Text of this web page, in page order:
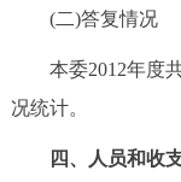
(二)答复情况
本委2012年度共
况统计。
四、人员和收